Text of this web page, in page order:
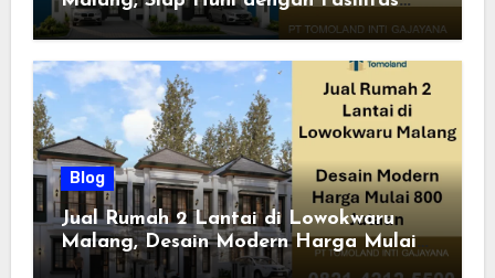
Premium | Graha Agung by Tomoland
Blog
Jual Rumah 2 Lantai di Lowokwaru
Malang, Desain Modern Harga Mulai
800 Jutaan